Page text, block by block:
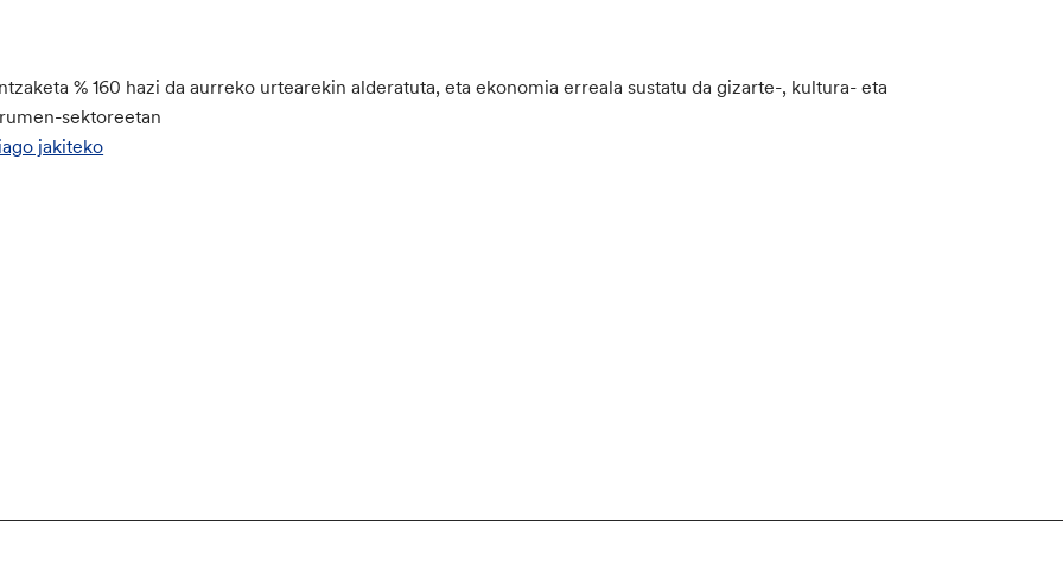
% 160 hazi da aurreko urtearekin alderatuta, eta ekonomia erreala sustatu da gizarte-, kultura- eta
sektoreetan
jakiteko